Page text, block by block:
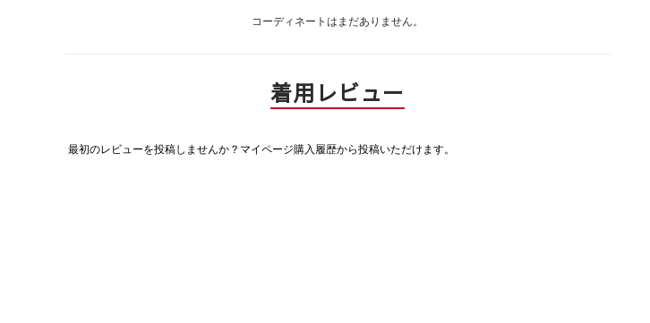
コーディネートはまだありません。
着用レビュー
最初のレビューを投稿しませんか？マイページ購入履歴から投稿いただけます。